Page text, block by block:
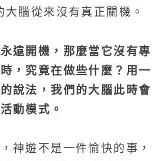
大腦從來沒有真正關機。
遠開機，那麼當它沒有專
，究竟在做些什麼？用一
說法，我們的大腦此時會
動模式。
神遊不是一件愉快的事，